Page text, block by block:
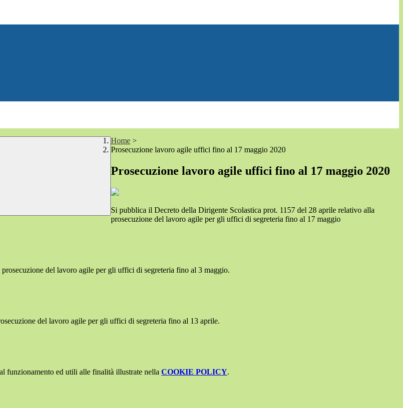
Home >
Prosecuzione lavoro agile uffici fino al 17 maggio 2020
Prosecuzione lavoro agile uffici fino al 17 maggio 2020
Si pubblica il Decreto della Dirigente Scolastica prot. 1157 del 28 aprile relativo alla
prosecuzione del lavoro agile per gli uffici di segreteria fino al 17 maggio
del lavoro agile per gli uffici di segreteria fino al 3 maggio.
del lavoro agile per gli uffici di segreteria fino al 13 aprile.
funzionamento ed utili alle finalità illustrate nella COOKIE POLICY.